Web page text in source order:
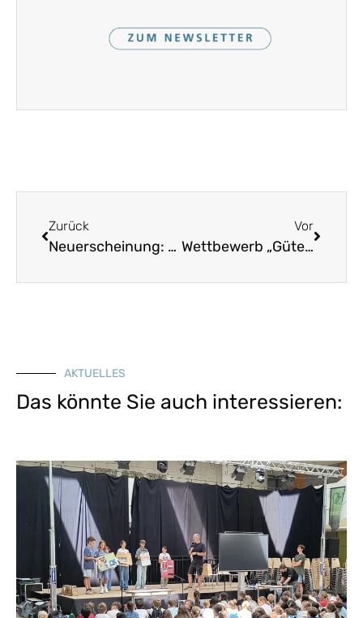
Zurück
Neuerscheinung: Alte Schätze – neu entdeckt. Album 2
Vor
Wettbewerb „Gütesiegel Heimatdorf 2021“ des Heimatministeriums, Frist endet am 23. November
AKTUELLES
Das könnte Sie auch interessieren: